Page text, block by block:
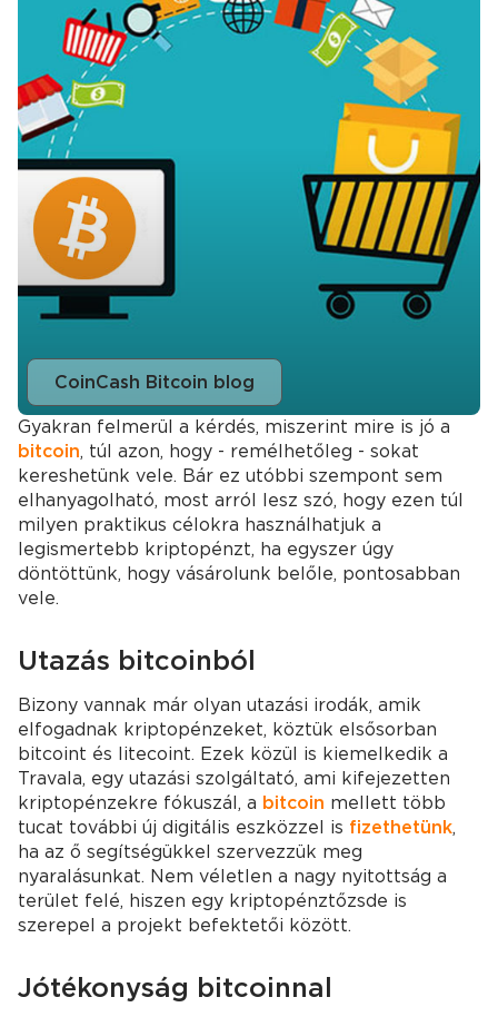
CoinCash Bitcoin blog
Gyakran felmerül a kérdés, miszerint mire is jó a
bitcoin, túl azon, hogy - remélhetőleg - sokat
kereshetünk vele. Bár ez utóbbi szempont sem
elhanyagolható, most arról lesz szó, hogy ezen túl
milyen praktikus célokra használhatjuk a
legismertebb kriptopénzt, ha egyszer úgy
döntöttünk, hogy vásárolunk belőle, pontosabban
vele.
Utazás bitcoinból
Bizony vannak már olyan utazási irodák, amik
elfogadnak kriptopénzeket, köztük elsősorban
bitcoint és litecoint. Ezek közül is kiemelkedik a
Travala, egy utazási szolgáltató, ami kifejezetten
kriptopénzekre fókuszál, a bitcoin mellett több
tucat további új digitális eszközzel is fizethetünk,
ha az ő segítségükkel szervezzük meg
nyaralásunkat. Nem véletlen a nagy nyitottság a
terület felé, hiszen egy kriptopénztőzsde is
szerepel a projekt befektetői között.
Jótékonyság bitcoinnal